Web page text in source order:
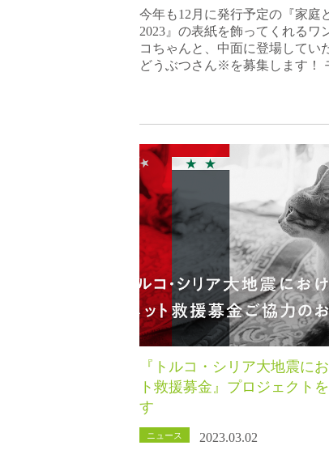
今年も12月に発行予定の『家庭
2023』の表紙を飾ってくれるワ
コちゃんと、中面に登場してい
どうぶつさん※を募集します！
『トルコ・シリア大地震に
ト救援募金』プロジェクト
す
ニュース
2023.03.02